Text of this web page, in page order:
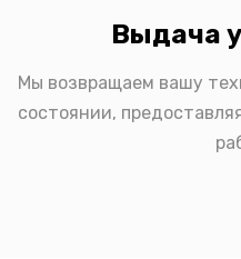
Выдача
Мы возвращаем вашу
состоянии,